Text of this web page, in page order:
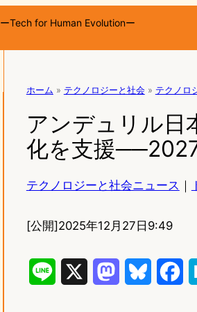
ーTech for Human Evolutionー
ホーム » テクノロジーと社会 » テクノロ
アンデュリル日
化を支援
テクノロジーと社会ニュース ｜
[公開]2025年12月27日9:49